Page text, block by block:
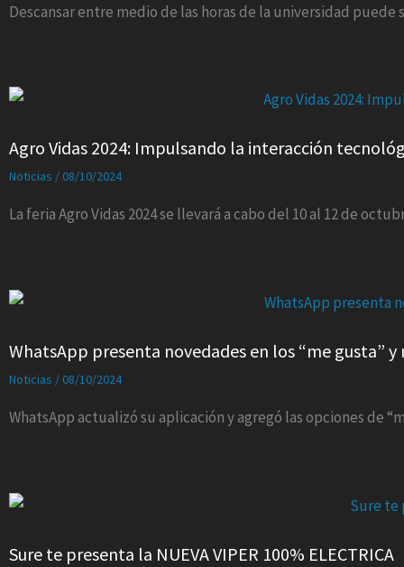
Descansar entre medio de las horas de la universidad
Agro Vidas 2024: Impulsando la interacción
Noticias / 08/10/2024
La feria Agro Vidas 2024 se llevará a cabo del 10 al 12 de
WhatsApp presenta novedades en los “me gusta”
Noticias / 08/10/2024
WhatsApp actualizó su aplicación y agregó las opciones de
Sure te presenta la NUEVA VIPER 100% ELECTRICA